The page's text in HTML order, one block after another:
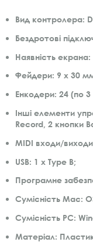
Вид контролера:
Бездротові
Наявність екрана:
Фейдери: 9 x 30
Енкодери: 24 (по
Інші елементи
Record, 2 кнопки
MIDI входи/
USB: 1 x Type B;
Програмне
Сумісність Mac:
Сумісність PC:
Матеріал: